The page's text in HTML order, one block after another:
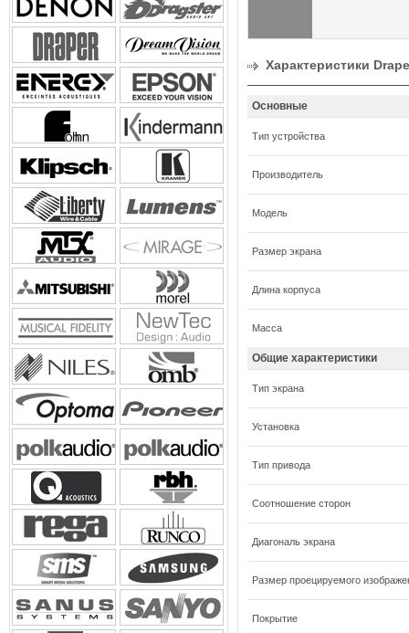
Характеристики
Основные
Тип устройства
Производитель
Модель
Размер экрана
Длина корпуса
Масса
Общие характеристики
Тип экрана
Установка
Тип привода
Соотношение сторон
Диагональ экрана
Размер проецируемого
Покрытие